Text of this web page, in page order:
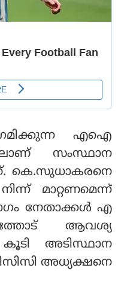
എഐ
സംസ്ഥാന
കെ.സുധാകരനെ
മാറ്റണമെന്ന്
നേതാക്കള്‍ എ
ആവശ്യ
കൂടി അടിസ്ഥാന
അധ്യക്ഷനെ